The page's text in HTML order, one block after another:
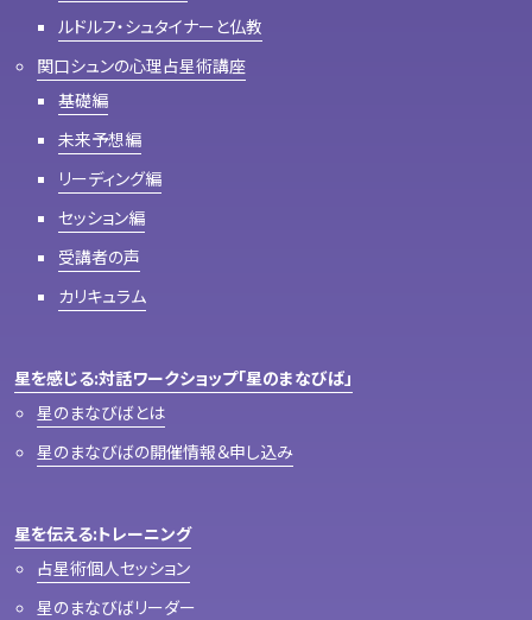
ルドルフ・シュタイナーと仏教
関口シュンの心理占星術講座
基礎編
未来予想編
リーディング編
セッション編
受講者の声
カリキュラム
星を感じる:対話ワークショップ「星のまなびば」
星のまなびばとは
星のまなびばの開催情報＆申し込み
星を伝える:トレーニング
占星術個人セッション
星のまなびばリーダー